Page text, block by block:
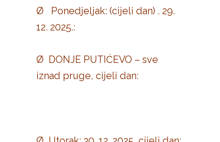
Ø Ponedjeljak: (cijeli dan) . 29.
12. 2025.:
Ø DONJE PUTIĆEVO – sve
iznad pruge, cijeli dan: